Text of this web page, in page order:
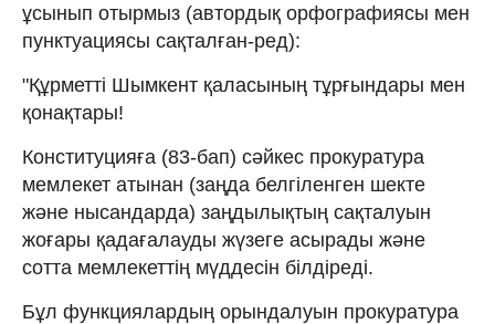
ұсынып отырмыз (автордық орфографиясы мен
пунктуациясы сақталған-ред):
"Құрметті Шымкент қаласының тұрғындары мен
қонақтары!
Конституцияға (83-бап) сәйкес прокуратура
мемлекет атынан (заңда белгіленген шекте
және нысандарда) заңдылықтың сақталуын
жоғары қадағалауды жүзеге асырады және
сотта мемлекеттің мүддесiн білдіреді.
Бұл функциялардың орындалуын прокуратура